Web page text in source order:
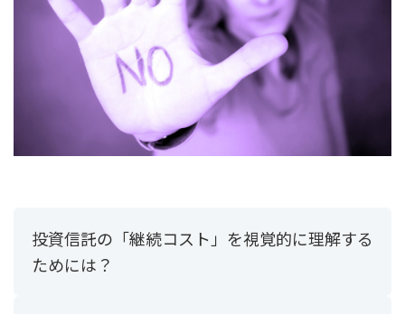
投資信託の「継続コスト」を視覚的に理解する
ためには？